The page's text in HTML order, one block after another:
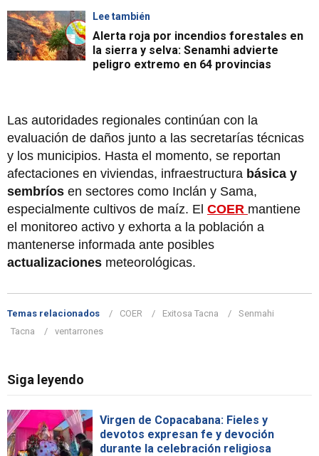
Lee también
Alerta roja por incendios forestales en
la sierra y selva: Senamhi advierte
peligro extremo en 64 provincias
Las autoridades regionales continúan con la
evaluación de daños junto a las secretarías técnicas
y los municipios. Hasta el momento, se reportan
afectaciones en viviendas, infraestructura básica y
sembríos en sectores como Inclán y Sama,
especialmente cultivos de maíz. El COER mantiene
el monitoreo activo y exhorta a la población a
mantenerse informada ante posibles
actualizaciones meteorológicas.
Temas relacionados COER Exitosa Tacna
Senmahi
Tacna
ventarrones
Siga leyendo
Virgen de Copacabana: Fieles y
devotos expresan fe y devoción
durante la celebración religiosa